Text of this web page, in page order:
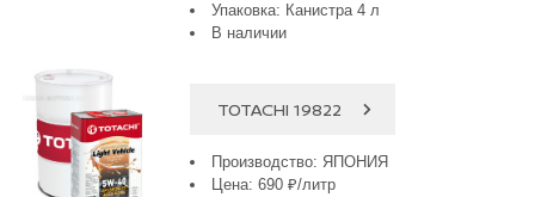
Упаковка: Канистра 4 л
В наличии
TOTACHI 19822
Производство: ЯПОНИЯ
Цена: 690 ₽/литр